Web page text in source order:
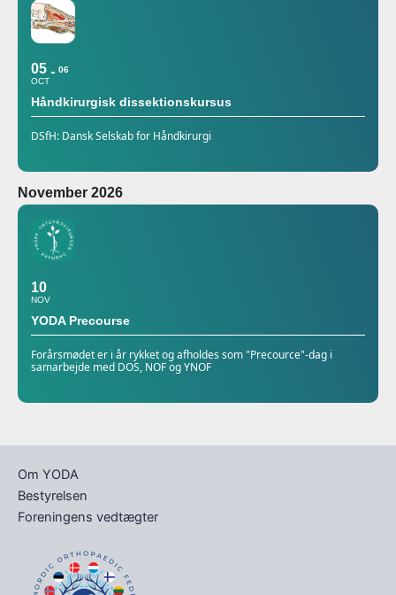
05
OCT
06
Håndkirurgisk dissektionskursus
DSfH: Dansk Selskab for Håndkirurgi
November 2026
10
NOV
YODA Precourse
Forårsmødet er i år rykket og afholdes som "Precource"-dag i
samarbejde med DOS, NOF og YNOF
Om YODA
Bestyrelsen
Foreningens vedtægter